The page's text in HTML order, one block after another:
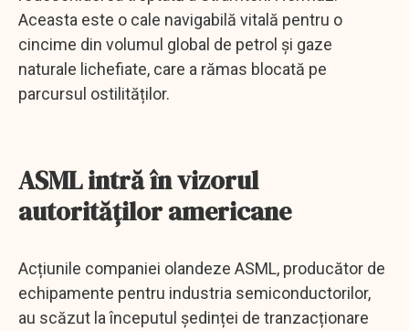
Aceasta este o cale navigabilă vitală pentru o
cincime din volumul global de petrol și gaze
naturale lichefiate, care a rămas blocată pe
parcursul ostilităților.
ASML intră în vizorul
autorităților americane
Acțiunile companiei olandeze ASML, producător de
echipamente pentru industria semiconductorilor,
au scăzut la începutul ședinței de tranzacționare